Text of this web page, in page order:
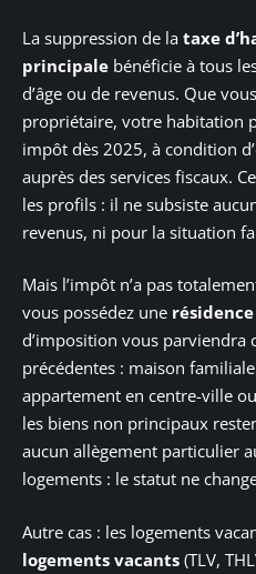
La suppression de la taxe
principale bénéficie à tous
d’âge ou de revenus. Que
propriétaire, votre habitation
impôt dès 2025, à condition
auprès des services fiscaux.
les profils : il ne subsiste
revenus, ni pour la situation
Mais l’impôt n’a pas
vous possédez une
d’imposition vous parviendra
précédentes : maison
appartement en centre-ville
les biens non principaux
aucun allègement particulier
logements : le statut ne
Autre cas : les logements
logements vacants (TLV,